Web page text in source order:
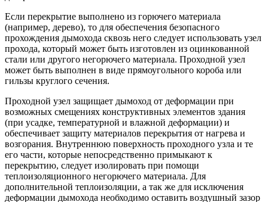
Если перекрытие выполнено из горючего материала
(например, дерево), то для обеспечения безопасного
прохождения дымохода сквозь него следует использовать узел
прохода, который может быть изготовлен из оцинкованной
стали или другого негорючего материала. Проходной узел
может быть выполнен в виде прямоугольного короба или
гильзы круглого сечения.
Проходной узел защищает дымоход от деформации при
возможных смещениях конструктивных элементов здания
(при усадке, температурной и влажной деформации) и
обеспечивает защиту материалов перекрытия от нагрева и
возгорания. Внутреннюю поверхность проходного узла и те
его части, которые непосредственно примыкают к
перекрытию, следует изолировать при помощи
теплоизоляционного негорючего материала. Для
дополнительной теплоизоляции, а так же для исключения
деформации дымохода необходимо оставить воздушный зазор